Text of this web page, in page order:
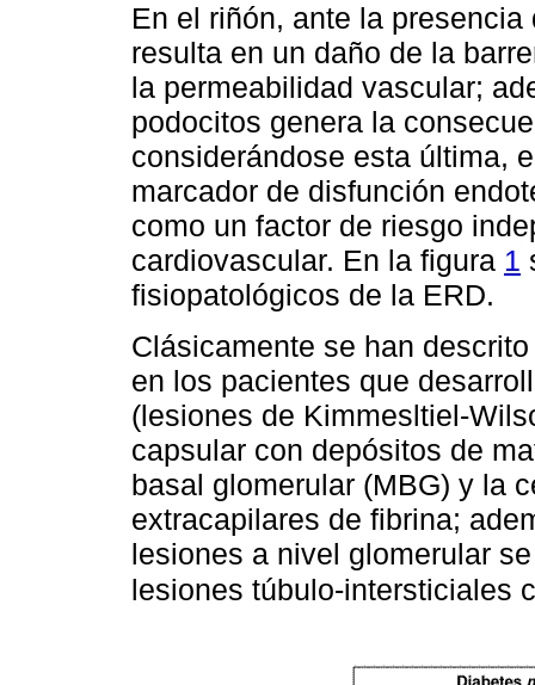
En el riñón, ante la
resulta en un daño de la
la permeabilidad vascular;
podocitos genera la
considerándose esta última,
marcador de disfunción
como un factor de riesgo
cardiovascular. En la figura 1
fisiopatológicos de la ERD.
Clásicamente se han
en los pacientes que
(lesiones de Kimmesltiel-
capsular con depósitos de
basal glomerular (MBG) y la
extracapilares de fibrina;
lesiones a nivel glomerular
lesiones túbulo-intersticiales